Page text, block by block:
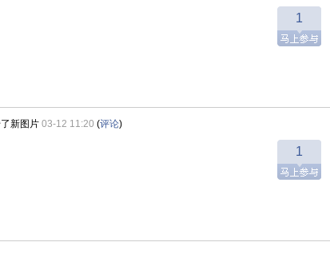
1
了新图片 03-12 11:20 (评论)
1